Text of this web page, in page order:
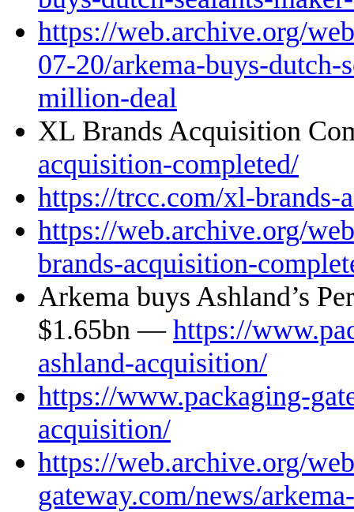
https://web.archive.org/
07-20/arkema-buys-dutch-
million-deal
XL Brands Acquisition
acquisition-completed/
https://trcc.com/xl-brands-
https://web.archive.org/
brands-acquisition-
Arkema buys Ashland’s
$1.65bn — https://
ashland-acquisition/
https://www.packaging-
acquisition/
https://web.archive.org/
gateway.com/news/